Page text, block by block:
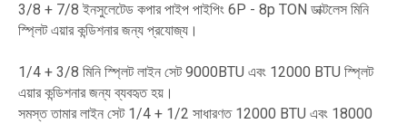
3/8 + 7/8 ইনসুলেটেড কপার পাইপ পাইপিং 6P - 8p TON ডাক্টলেস মিনি
স্প্লিট এয়ার কন্ডিশনার জন্য প্রযোজ্য।
1/4 + 3/8 মিনি স্প্লিট লাইন সেট 9000BTU এবং 12000 BTU স্প্লিট
এয়ার কন্ডিশনার জন্য ব্যবহৃত হয়।
সমস্ত তামার লাইন সেট 1/4 + 1/2 সাধারণত 12000 BTU এবং 18000